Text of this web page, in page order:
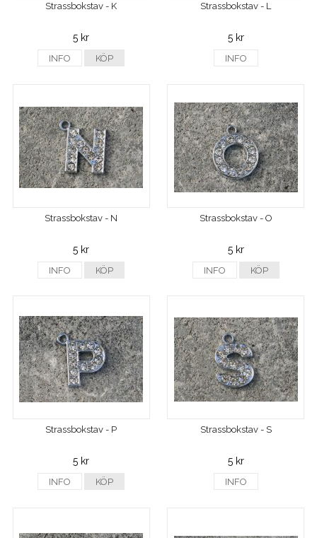
Strassbokstav - K
5 kr
INFO KÖP
Strassbokstav - L
5 kr
INFO
Strassbokstav - N
5 kr
INFO KÖP
Strassbokstav - O
5 kr
INFO KÖP
Strassbokstav - P
5 kr
INFO KÖP
Strassbokstav - S
5 kr
INFO